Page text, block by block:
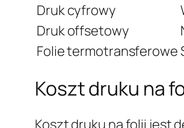
Druk cyfrowy
Druk offsetowy
Folie termotransferowe
Koszt druku na
Koszt druku na folii jest